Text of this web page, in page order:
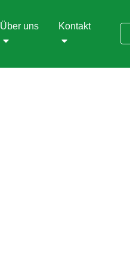
Über uns Kontakt